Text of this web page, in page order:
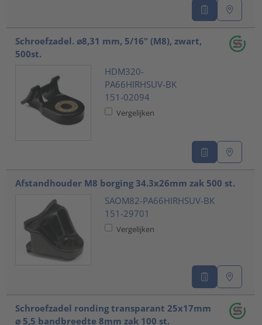
Schroefzadel. ⌀8,31 mm, 5/16" (M8), zwart,
500st.
HDM320-
PA66HIRHSUV-BK
151-02094
Vergelijken
Afstandhouder M8 borging 34.3x26mm zak 500 st.
SAOM82-PA66HIRHSUV-BK
151-29701
Vergelijken
Schroefzadel ronding transparant 25x17mm
⌀ 5,5 bandbreedte 8mm zak 100 st.